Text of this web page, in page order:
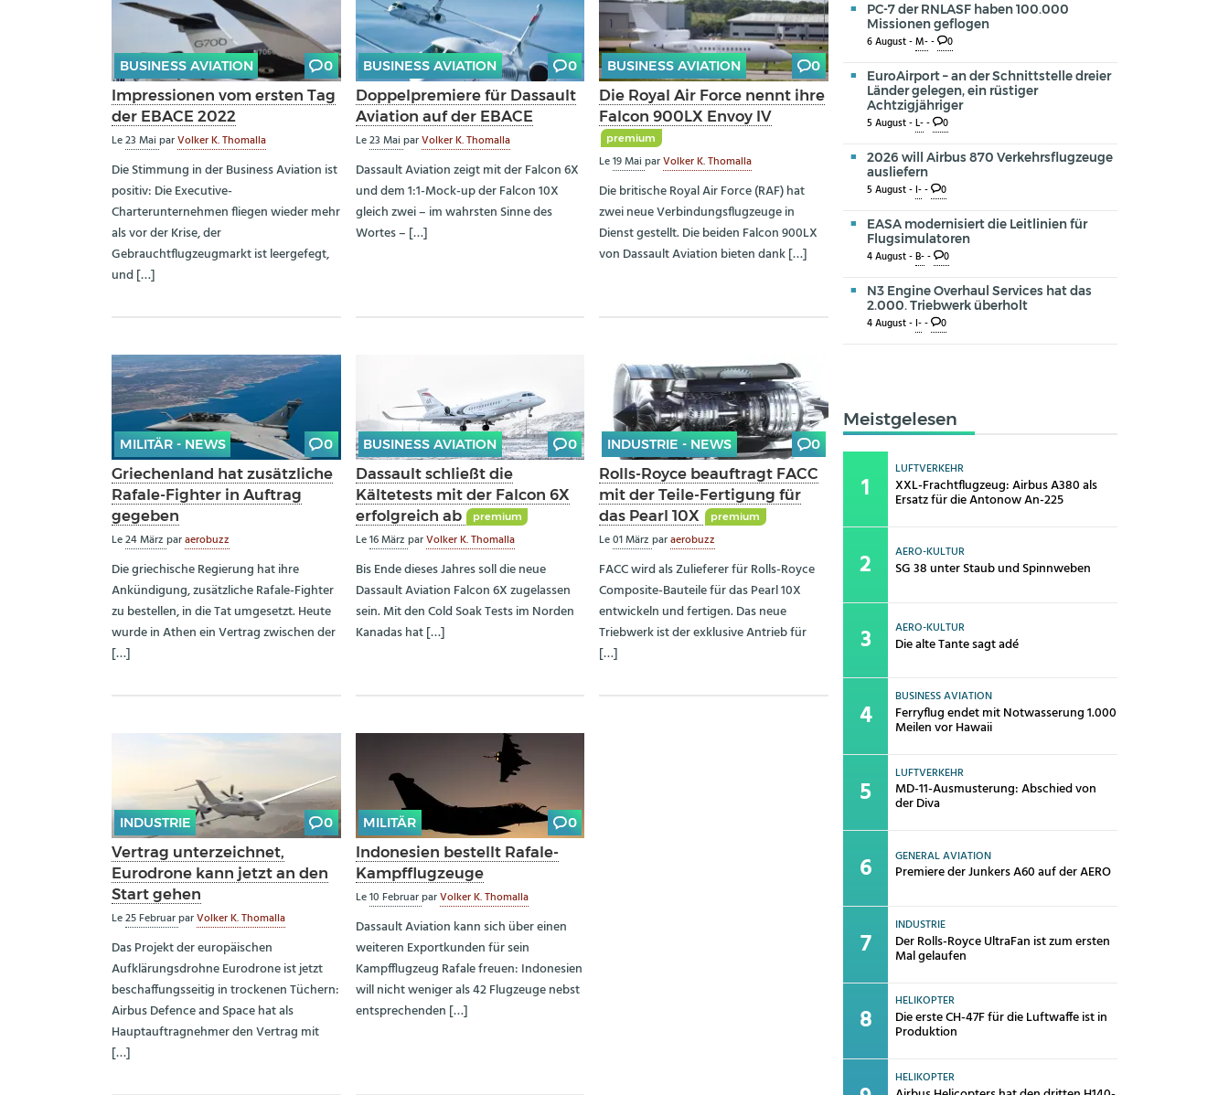
BUSINESS AVIATION 0
Impressionen vom ersten Tag
der EBACE 2022
Le23 Mai parVolker K. Thomalla
Die Stimmung in der Business Aviation ist
positiv: Die Executive-
Charterunternehmen fliegen wieder mehr
als vor der Krise, der
Gebrauchtflugzeugmarkt ist leergefegt,
und […]
BUSINESS AVIATION 0
Doppelpremiere für Dassault
Aviation auf der EBACE
Le23 Mai parVolker K. Thomalla
Dassault Aviation zeigt mit der Falcon 6X
und dem 1:1-Mock-up der Falcon 10X
gleich zwei – im wahrsten Sinne des
Wortes – […]
BUSINESS AVIATION 0
Die Royal Air Force nennt ihre
Falcon 900LX Envoy IV
premium
Le19 MaiparVolker K. Thomalla
Die britische Royal Air Force (RAF) hat
zwei neue Verbindungsflugzeuge in
Dienst gestellt. Die beiden Falcon 900LX
von Dassault Aviation bieten dank […]
MILITÄR - NEWS 0
Griechenland hat zusätzliche
Rafale-Fighter in Auftrag
gegeben
Le24 März paraerobuzz
Die griechische Regierung hat ihre
Ankündigung, zusätzliche Rafale-Fighter
zu bestellen, in die Tat umgesetzt. Heute
wurde in Athen ein Vertrag zwischen der
[…]
BUSINESS AVIATION 0
Dassault schließt die
Kältetests mit der Falcon 6X
erfolgreich ab
premium
Le16 März parVolker K. Thomalla
Bis Ende dieses Jahres soll die neue
Dassault Aviation Falcon 6X zugelassen
sein. Mit den Cold Soak Tests im Norden
Kanadas hat […]
INDUSTRIE - NEWS 0
Rolls-Royce beauftragt FACC
mit der Teile-Fertigung für
das Pearl 10X
premium
Le01 Märzparaerobuzz
FACC wird als Zulieferer für Rolls-Royce
Composite-Bauteile für das Pearl 10X
entwickeln und fertigen. Das neue
Triebwerk ist der exklusive Antrieb für
[…]
INDUSTRIE 0
Vertrag unterzeichnet,
Eurodrone kann jetzt an den
Start gehen
Le25 FebruarparVolker K. Thomalla
Das Projekt der europäischen
Aufklärungsdrohne Eurodrone ist jetzt
beschaffungsseitig in trockenen Tüchern:
Airbus Defence and Space hat als
Hauptauftragnehmer den Vertrag mit
[…]
MILITÄR 0
Indonesien bestellt Rafale-
Kampfflugzeuge
Le10 FebruarparVolker K. Thomalla
Dassault Aviation kann sich über einen
weiteren Exportkunden für sein
Kampfflugzeug Rafale freuen: Indonesien
will nicht weniger als 42 Flugzeuge nebst
entsprechenden […]
PC-7 der RNLASF haben 100.000
Missionen geflogen
6 August -M-- 0
EuroAirport – an der Schnittstelle dreier
Länder gelegen, ein rüstiger
Achtzigjähriger
5 August -L-- 0
2026 will Airbus 870 Verkehrsflugzeuge
ausliefern
5 August -I-- 0
EASA modernisiert die Leitlinien für
Flugsimulatoren
4 August -B-- 0
N3 Engine Overhaul Services hat das
2.000. Triebwerk überholt
4 August -I-- 0
Meistgelesen
LUFTVERKEHR
XXL-Frachtflugzeug: Airbus A380 als
Ersatz für die Antonow An-225
AERO-KULTUR
SG 38 unter Staub und Spinnweben
AERO-KULTUR
Die alte Tante sagt adé
BUSINESS AVIATION
Ferryflug endet mit Notwasserung 1.000
Meilen vor Hawaii
LUFTVERKEHR
MD-11-Ausmusterung: Abschied von
der Diva
GENERAL AVIATION
Premiere der Junkers A60 auf der AERO
INDUSTRIE
Der Rolls-Royce UltraFan ist zum ersten
Mal gelaufen
HELIKOPTER
Die erste CH-47F für die Luftwaffe ist in
Produktion
HELIKOPTER